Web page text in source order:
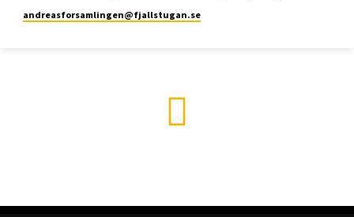
andreasforsamlingen​@fjallstugan.se